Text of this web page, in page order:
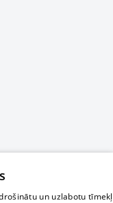
un uzlabotu